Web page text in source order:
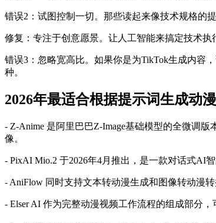
错误2：试图控制一切。那些读起来像技术规格的
修复：专注于创意愿景。让人工智能来搞定技术执
错误3：忽略宽高比。如果你是为TikTok生成内容
种。
2026年最适合根据提示词生成动
- Z-Anime 是阿里巴巴Z-Image基础模型的全微调
像。
- PixAI Mio.2 于2026年4月推出，是一款对话式AI
- AniFlow 同时支持文本转动漫生成和图像转动漫
- Elser AI 作为完整动漫视频工作流程的组成部分